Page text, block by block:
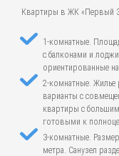
Квартиры в ЖК «Первый
1-комнатные.
с балконами и
ориентированные
2-комнатные. Жилье
варианты с
квартиры с
готовыми к
3-комнатные.
метра. Санузел